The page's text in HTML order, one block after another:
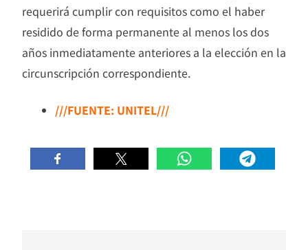
requerirá cumplir con requisitos como el haber
residido de forma permanente al menos los dos
años inmediatamente anteriores a la elección en la
circunscripción correspondiente.
///FUENTE: UNITEL///